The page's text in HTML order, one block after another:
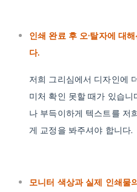
인쇄 완료 후 오·탈자에 대
다.
저희 그리심에서 디자인에
미처 확인 못할 때가 있습
나 부득이하게 텍스트를 저
게 교정을 봐주셔야 합니다.
모니터 색상과 실제 인쇄물